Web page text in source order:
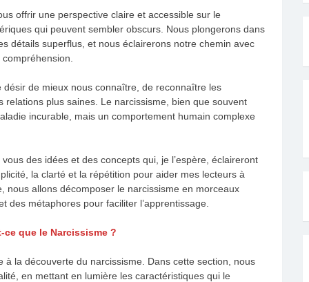
offrir une perspective claire et accessible sur le
qui peuvent sembler obscurs. Nous plongerons dans
détails superflus, et nous éclairerons notre chemin avec
de mieux nous connaître, de reconnaître les
plus saines. Le narcissisme, bien que souvent
incurable, mais un comportement humain complexe
des idées et des concepts qui, je l’espère, éclaireront
la clarté et la répétition pour aider mes lecteurs à
nous allons décomposer le narcissisme en morceaux
métaphores pour faciliter l’apprentissage.
ce que le Narcissisme ?
la découverte du narcissisme. Dans cette section, nous
en mettant en lumière les caractéristiques qui le